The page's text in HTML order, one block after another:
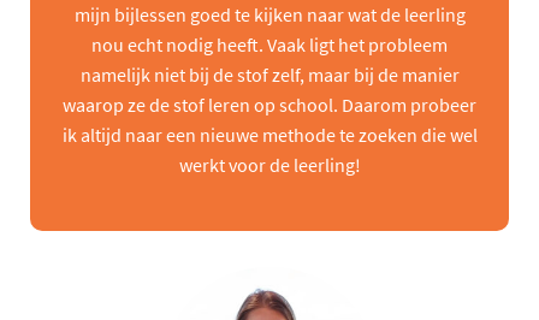
mijn bijlessen goed te kijken naar wat de leerling
nou echt nodig heeft. Vaak ligt het probleem
namelijk niet bij de stof zelf, maar bij de manier
waarop ze de stof leren op school. Daarom probeer
ik altijd naar een nieuwe methode te zoeken die wel
werkt voor de leerling!